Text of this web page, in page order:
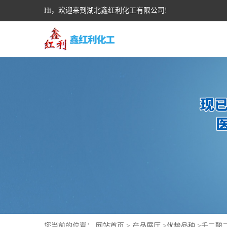
Hi，欢迎来到湖北鑫红利化工有限公司!